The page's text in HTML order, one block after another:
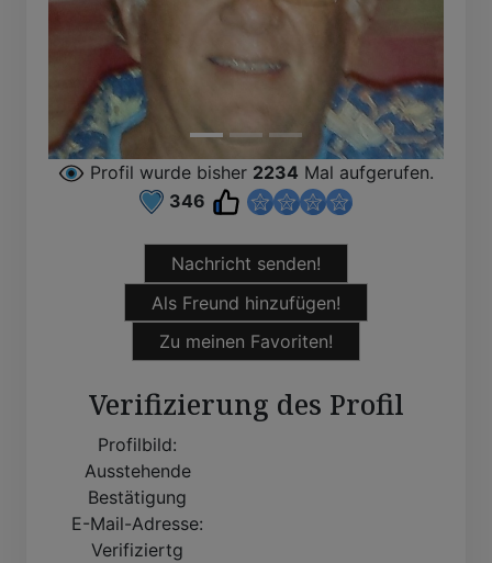
Profil wurde bisher 2234 Mal aufgerufen.
346
Nachricht senden!
Als Freund hinzufügen!
Zu meinen Favoriten!
Verifizierung des Profil
Profilbild:
Ausstehende
Bestätigung
E-Mail-Adresse:
Verifiziertg